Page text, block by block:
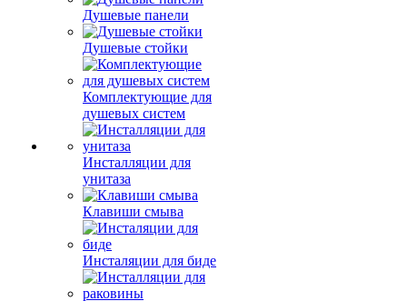
Душевые панели
Душевые стойки
Комплектующие для
душевых систем
Инсталляции для
унитаза
Клавиши смыва
Инсталяции для биде